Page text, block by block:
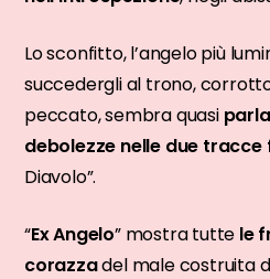
Lo sconfitto, l’angelo più
succedergli al trono,
peccato, sembra quasi
debolezze nelle due
Diavolo”.
“Ex Angelo” mostra tutte le
corazzadel male costruita